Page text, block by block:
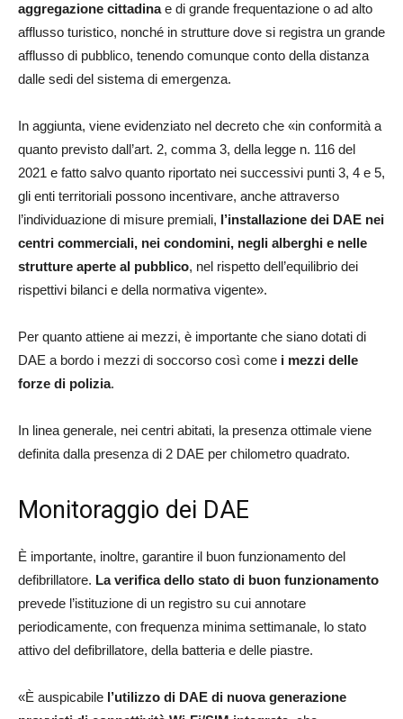
aggregazione cittadinae di grande frequentazione o ad alto
afflusso turistico, nonché in strutture dove si registra un grande
afflusso di pubblico, tenendo comunque conto della distanza
dalle sedi del sistema di emergenza.
In aggiunta, viene evidenziato nel decreto che «in conformità a
quanto previsto dall’art. 2, comma 3, della legge n. 116 del
2021 e fatto salvo quanto riportato nei successivi punti 3, 4 e 5,
gli enti territoriali possono incentivare, anche attraverso
l’individuazione di misure premiali, l’installazione dei DAE nei
centri commerciali, nei condomini, negli alberghi e nelle
strutture aperte al pubblico, nel rispetto dell’equilibrio dei
rispettivi bilanci e della normativa vigente».
Per quanto attiene ai mezzi, è importante che siano dotati di
DAE a bordo i mezzi di soccorso così come i mezzi delle
forze di polizia.
In linea generale, nei centri abitati, la presenza ottimale viene
definita dalla presenza di 2 DAE per chilometro quadrato.
Monitoraggio dei DAE
È importante, inoltre, garantire il buon funzionamento del
defibrillatore. La verifica dello stato di buon funzionamento
prevede l’istituzione di un registro su cui annotare
periodicamente, con frequenza minima settimanale, lo stato
attivo del defibrillatore, della batteria e delle piastre.
«È auspicabile l’utilizzo di DAE di nuova generazione